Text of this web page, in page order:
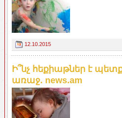
12.10.2015
Ի՞նչ հեքիաթներ է
առաջ. news.am